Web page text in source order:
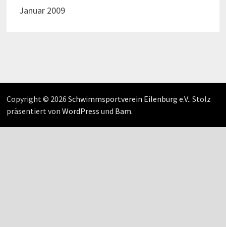
Januar 2009
Copyright © 2026 Schwimmsportverein Eilenburg e.V.. Stolz
präsentiert von WordPress und Bam.